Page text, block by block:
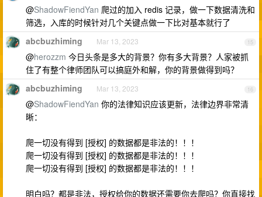
@ShadowFiendYan 爬过的加入 redis 记录，做一下数据清洗和
筛选，入库的时候针对几个关键点做一下比对基本就行了
15
abcbuzhiming Mar 13, 2023
@herozzm 今日头条是多大的背景？你有多大背景？人家被抓
住了有整个律师团队可以搞庭外和解，你的背景做得到吗？
16
abcbuzhiming Mar 13, 2023
@ShadowFiendYan 你的法律知识应该更新，法律边界非常清
晰：
爬一切没有得到 [授权] 的数据都是非法的！！！
爬一切没有得到 [授权] 的数据都是非法的！！！
爬一切没有得到 [授权] 的数据都是非法的！！！
明白吗？都是非法，授权给你的数据还需要你去爬吗？你直接找